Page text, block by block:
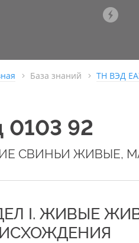
База знаний ТН ВЭД
0103 92
СВИНЬИ ЖИВЫЕ,
I. ЖИВЫЕ